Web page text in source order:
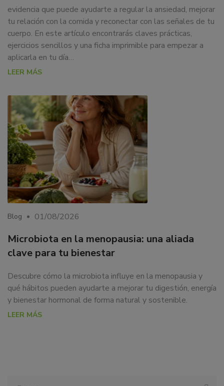
evidencia que puede ayudarte a regular la ansiedad, mejorar
tu relación con la comida y reconectar con las señales de tu
cuerpo. En este artículo encontrarás claves prácticas,
ejercicios sencillos y una ficha imprimible para empezar a
aplicarla en tu día…
LEER MÁS
Blog 01/08/2026
Microbiota en la menopausia: una aliada
clave para tu bienestar
Descubre cómo la microbiota influye en la menopausia y
qué hábitos pueden ayudarte a mejorar tu digestión, energía
y bienestar hormonal de forma natural y sostenible.
LEER MÁS